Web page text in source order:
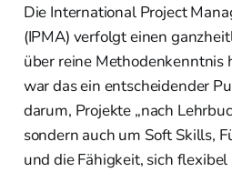
Die International Project
(IPMA) verfolgt einen
über reine Methodenkenntnis
war das ein entscheidender
darum, Projekte „nach
sondern auch um Soft Skills,
und die Fähigkeit, sich